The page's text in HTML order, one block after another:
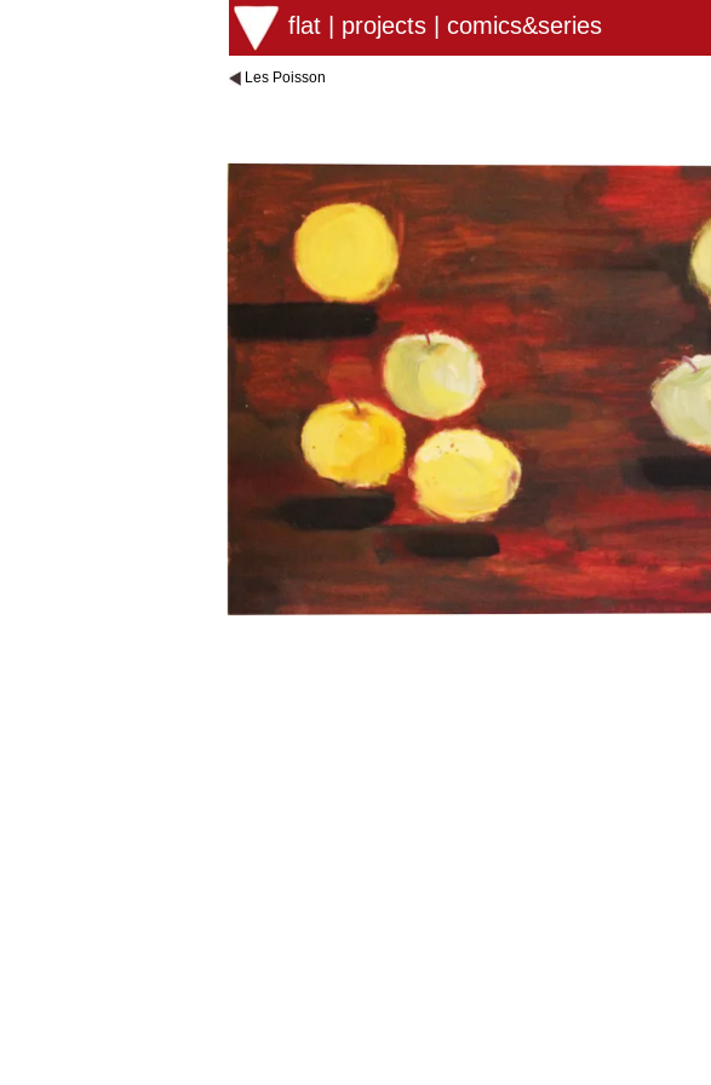
flat projects comics&series
Les Poisson